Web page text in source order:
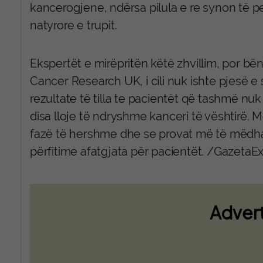
kancerogjene, ndërsa pilula e re synon të
natyrore e trupit.
Ekspertët e mirëpritën këtë zhvillim, por
Cancer Research UK, i cili nuk ishte pjesë
rezultate të tilla te pacientët që tashmë
disa lloje të ndryshme kanceri të vështirë.
fazë të hershme dhe se provat më të
përfitime afatgjata për pacientët. /